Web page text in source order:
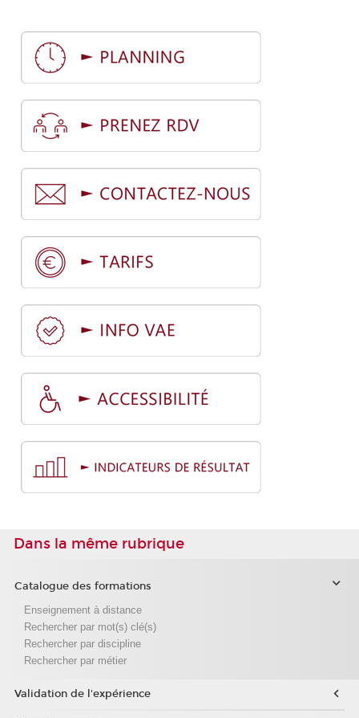
Dans la même rubrique
Catalogue des formations
Enseignement à distance
Rechercher par mot(s) clé(s)
Rechercher par discipline
Rechercher par métier
Validation de l'expérience